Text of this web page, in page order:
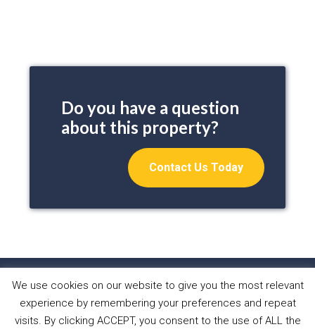
Do you have a question
about this property?
Contact Us Today
HOME PROPERTIES
ABOUT US
WHAT WE DO
NEWS CONTACT
We use cookies on our website to give you the most relevant
experience by remembering your preferences and repeat
visits. By clicking ACCEPT, you consent to the use of ALL the